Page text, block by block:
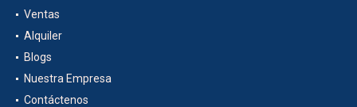
Ventas
Alquiler
Blogs
Nuestra Empresa
Contáctenos